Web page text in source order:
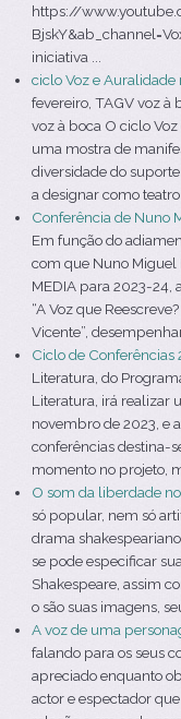
https://
iniciativa ...
ciclo Voz e Auralidade
fevereiro, TAGV voz à
voz à boca O ciclo
uma mostra de
diversidade do
a designar como teatro
Conferência de Nuno
Em função do
com que Nuno Miguel
MEDIA para 2023-24,
“A Voz que
Vicente”,
Ciclo de Conferências
Literatura, do
Literatura, irá realizar
novembro de 2023, e
conferências destina-
momento no projeto,
O som da liberdade
só popular, nem só
drama
se pode especificar
Shakespeare, assim
o são suas imagens,
A voz de uma
falando para os seus
apreciado enquanto
actor e espectador